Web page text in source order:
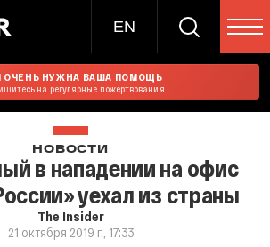
EN
ОЧЕНЬ НУЖНА ВАША ПОМОЩЬ
на регулярные пожертвования
НОВОСТИ
в нападении на офис
уехал из страны
The Insider
21 октября 2019 г., 17:33